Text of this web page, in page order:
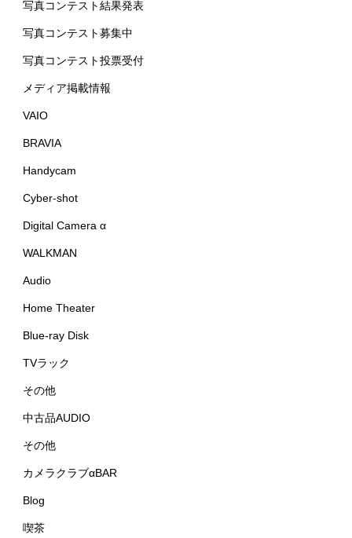
写真コンテスト結果発表
写真コンテスト募集中
写真コンテスト投票受付
メディア掲載情報
VAIO
BRAVIA
Handycam
Cyber-shot
Digital Camera α
WALKMAN
Audio
Home Theater
Blue-ray Disk
TVラック
その他
中古品AUDIO
その他
カメラクラブαBAR
Blog
喫茶